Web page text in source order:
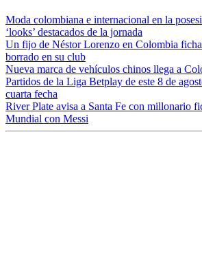
Moda colombiana e internacional en la
‘looks’ destacados de la jornada
Un fijo de Néstor Lorenzo en Colombia
borrado en su club
Nueva marca de vehículos chinos llega a
Partidos de la Liga Betplay de este 8 de
cuarta fecha
River Plate avisa a Santa Fe con millonario
Mundial con Messi